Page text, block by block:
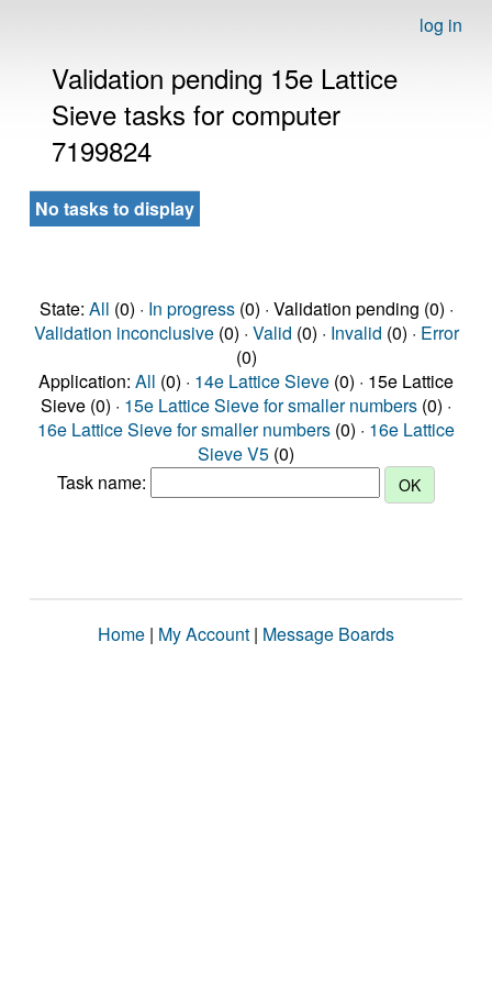
log in
Validation pending 15e Lattice
Sieve tasks for computer
7199824
No tasks to display
State: All (0) · In progress(0) · Validation pending (0) ·
Validation inconclusive(0) · Valid (0) · Invalid (0) · Error
(0)
Application: All (0) · 14e Lattice Sieve (0) · 15e Lattice
Sieve (0) · 15e Lattice Sieve for smaller numbers (0) ·
16e Lattice Sieve for smaller numbers (0) · 16e Lattice
Sieve V5 (0)
Task name:
Home | My Account | Message Boards